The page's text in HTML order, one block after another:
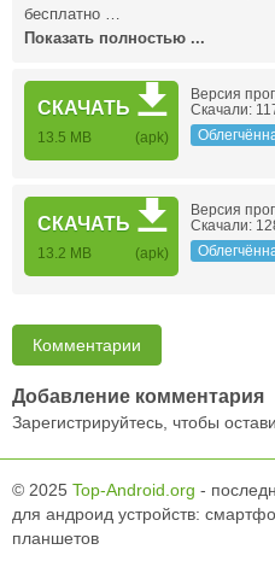
бесплатно …
Показать полностью ...
СКАЧАТЬ
13.5 MB (apk)
Версия
Скачали:
СКАЧАТЬ
13.2 MB (apk)
Версия
Скачали:
Комментарии
Добавление комментария
Зарегистрируйтесь, чтобы
© 2025 Top-Android.org -
для андроид устройств:
планшетов